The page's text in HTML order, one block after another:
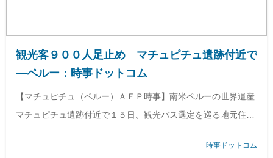
観光客９００人足止め マチュピチュ遺跡付近で
―ペルー：時事ドットコム
【マチュピチュ（ペルー）ＡＦＰ時事】南米ペルーの世界遺産
マチュピチュ遺跡付近で１５日、観光バス選定を巡る地元住民
を移動させたが、１６日現在で約９００人が足止めされた。遺
時事ドットコム